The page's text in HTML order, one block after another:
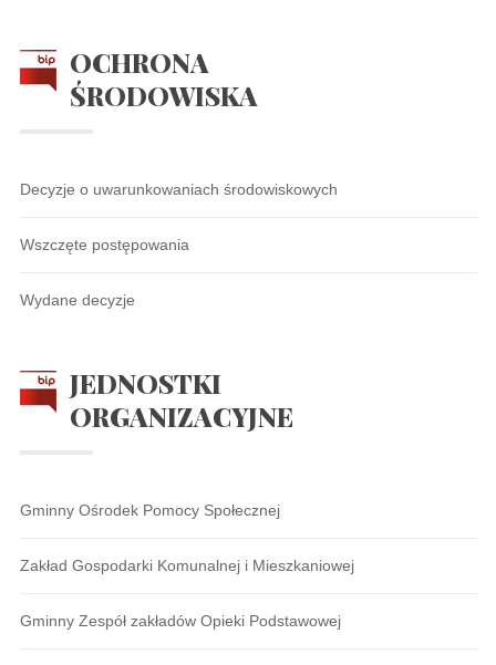
OCHRONA
ŚRODOWISKA
Decyzje o uwarunkowaniach środowiskowych
Wszczęte postępowania
Wydane decyzje
JEDNOSTKI
ORGANIZACYJNE
Gminny Ośrodek Pomocy Społecznej
Zakład Gospodarki Komunalnej i Mieszkaniowej
Gminny Zespół zakładów Opieki Podstawowej